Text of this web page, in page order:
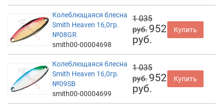
Колеблющаяся блесна
Smith Heaven 16,0гр.
№08GR
smith00-00004698
1 035
руб. 952
руб.
Купить
Колеблющаяся блесна
Smith Heaven 16,0гр.
№09SB
smith00-00004699
1 035
руб. 952
руб.
Купить